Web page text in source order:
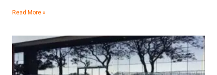
Read More »